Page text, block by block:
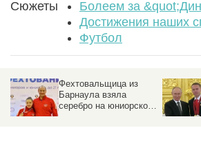
Сюжеты
Болеем за
Достижения наших
Футбол
Фехтовальщица из
Барнаула взяла
серебро на юниорском